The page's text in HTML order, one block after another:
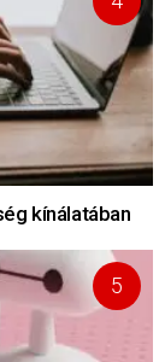
kínálatában